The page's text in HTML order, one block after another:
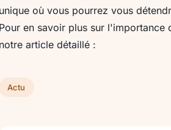
unique où vous pourrez vous
Pour en savoir plus sur
notre article détaillé :
Actu